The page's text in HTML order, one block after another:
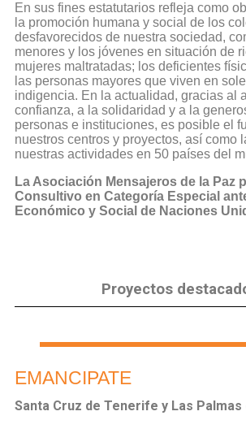
En sus fines estatutarios refleja como
la promoción humana y social de los
desfavorecidos de nuestra sociedad,
menores y los jóvenes en situación de
mujeres maltratadas; los deficientes
las personas mayores que viven en
indigencia. En la actualidad, gracias al
confianza, a la solidaridad y a la
personas e instituciones, es posible el
nuestros centros y proyectos, así como
nuestras actividades en 50 países del
La Asociación Mensajeros de la Paz
Consultivo en Categoría Especial
Económico y Social de Naciones
Proyectos
EMANCIPATE
Santa Cruz de Tenerife y Las Palmas